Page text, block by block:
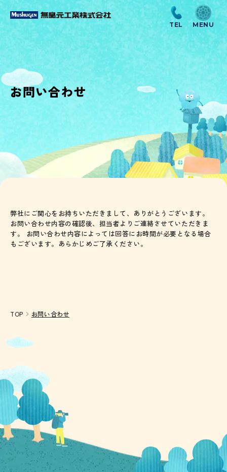
お問い合わせ
弊社にご関心をお持ちいただきまして、ありがとうございます。
お問い合わせ内容の確認後、担当者よりご連絡させていただきま
す。 お問い合わせ内容によっては回答にお時間が必要となる場合
もございます。あらかじめご了承ください。
TOP お問い合わせ